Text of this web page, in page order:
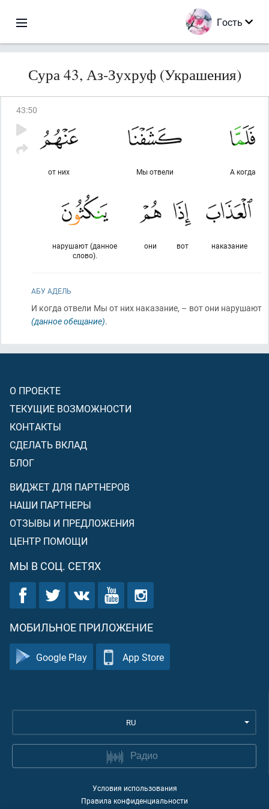
Гость
Сура 43, Аз-Зухруф (Украшения)
43:50
А когда
Мы отвели
от них
наказание
вот
они
нарушают (данное
слово).
АБУ АДЕЛЬ
И когда отвели Мы от них наказание, – вот они нарушают
(данное обещание).
О ПРОЕКТЕ
ТЕКУЩИЕ ВОЗМОЖНОСТИ
КОНТАКТЫ
СДЕЛАТЬ ВКЛАД
БЛОГ
ВИДЖЕТ ДЛЯ ПАРТНЕРОВ
НАШИ ПАРТНЕРЫ
ОТЗЫВЫ И ПРЕДЛОЖЕНИЯ
ЦЕНТР ПОМОЩИ
МЫ В СОЦ. СЕТЯХ
МОБИЛЬНОЕ ПРИЛОЖЕНИЕ
Google Play App Store
RU
Радио
Условия использования
Правила конфиденциальности